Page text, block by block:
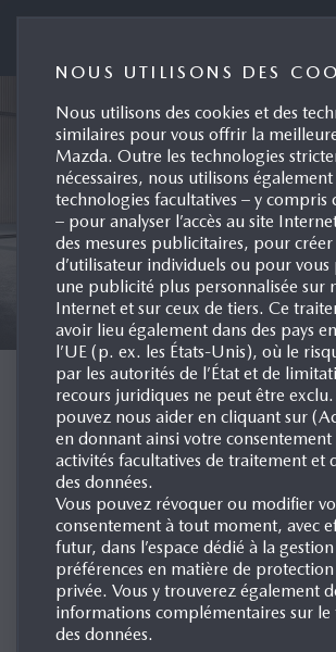
CHOOSE
FRANÇAIS
French
NOUS UTILISONS DES
Nous utilisons des cookies et des
similaires pour vous offrir la
Mazda. Outre les technologies
nécessaires, nous utilisons également
technologies facultatives – y compris
– pour analyser l’accès au site
des mesures publicitaires, pour créer
d’utilisateur individuels ou pour
une publicité plus personnalisée sur
Internet et sur ceux de tiers. Ce
avoir lieu également dans des pays
l’UE (p. ex. les États-Unis), où le
par les autorités de l’État et de
recours juridiques ne peut être exclu.
pouvez nous aider en cliquant sur
en donnant ainsi votre consentement
activités facultatives de traitement et
des données.
Vous pouvez révoquer ou modifier
consentement à tout moment, avec
futur, dans l’espace dédié à la gestion
préférences en matière de protection
privée. Vous y trouverez également
informations complémentaires sur
des données.